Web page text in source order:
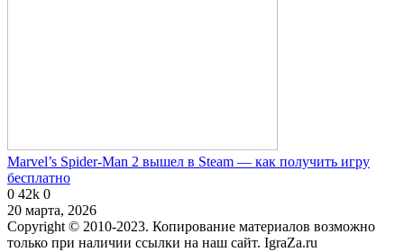
Marvel’s Spider-Man 2 вышел в Steam — как получить игру
бесплатно
0 42k 0
20 марта, 2026
Copyright © 2010-2023. Копирование материалов возможно
только при наличии ссылки на наш сайт. IgraZa.ru